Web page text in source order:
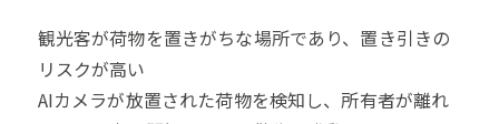
観光客が荷物を置きがちな場所であり、置き引きの
リスクが高い
AIカメラが放置された荷物を検知し、所有者が離れ